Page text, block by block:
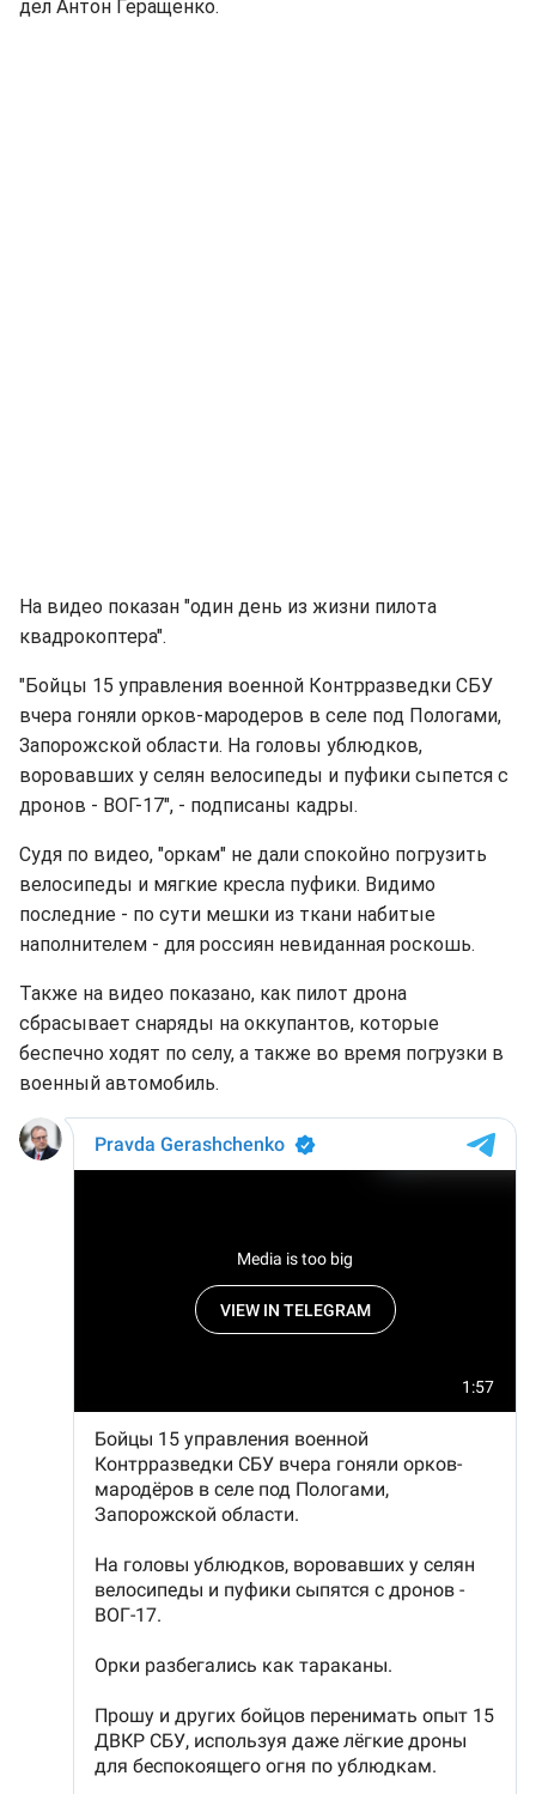
дел Антон Геращенко.
На видео показан "один день из жизни пилота
квадрокоптера".
"Бойцы 15 управления военной Контрразведки СБУ
вчера гоняли орков-мародеров в селе под Пологами,
Запорожской области. На головы ублюдков,
воровавших у селян велосипеды и пуфики сыпется с
дронов - ВОГ-17", - подписаны кадры.
Судя по видео, "оркам" не дали спокойно погрузить
велосипеды и мягкие кресла пуфики. Видимо
последние - по сути мешки из ткани набитые
наполнителем - для россиян невиданная роскошь.
Также на видео показано, как пилот дрона
сбрасывает снаряды на оккупантов, которые
беспечно ходят по селу, а также во время погрузки в
военный автомобиль.